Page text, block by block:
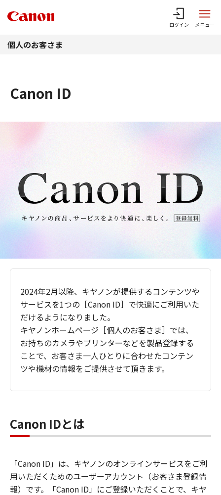
ログイン メニュー
個人のお客さま
Canon ID
2024年2月以降、キヤノンが提供するコンテンツや
サービスを1つの［Canon ID］で快適にご利用いた
だけるようになりました。
キヤノンホームページ［個人のお客さま］では、
お持ちのカメラやプリンターなどを製品登録する
ことで、お客さま一人ひとりに合わせたコンテン
ツや機材の情報をご提供させて頂きます。
Canon IDとは
「Canon ID」は、キヤノンのオンラインサービスをご利
用いただくためのユーザーアカウント（お客さま登録情
報）です。「Canon ID」にご登録いただくことで、キヤ